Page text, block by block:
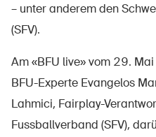
– unter anderem den
(SFV).
Am «BFU live» vom 29.
BFU-Experte Evangelos
Lahmici, Fairplay-
Fussballverband (SFV),